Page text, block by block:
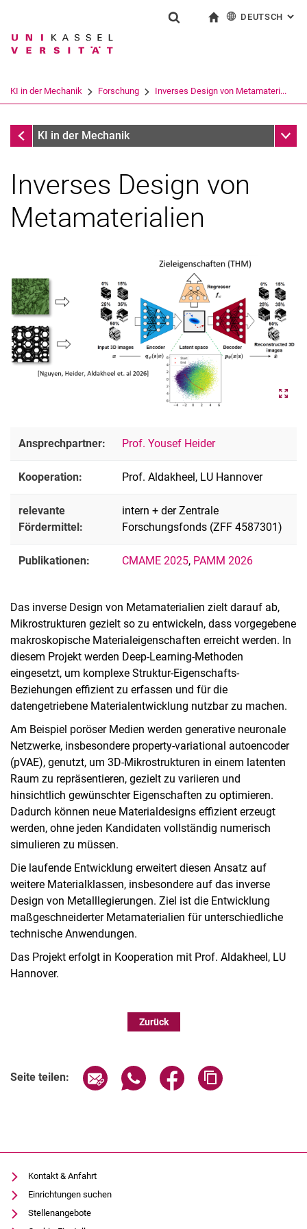
Springe direkt zu: Inhalt
Springe direkt zu: Suche
Springe direkt zu:
Suchbegriff
Suchen (öffnet externen Link in einem
DEUTSCH :
KI in der Mechanik Forschung Inverses Design von Metamateri...
Forschung
KI in der Mechanik
Computergestützte Modellierung von Bodenvereisungen
Inverses Design von Metamaterialien
Datengetriebene und KI-gestützte Methoden für effiziente
Simulationen in Finite-Elemente-Umgebungen
Inverses Design von
Metamaterialien
Ansprechpartner: Prof. Yousef Heider
Kooperation: Prof. Aldakheel, LU Hannover
relevante
Fördermittel:
intern + der Zentrale
Forschungsfonds (ZFF 4587301)
Publikationen: CMAME 2025, PAMM 2026
Das inverse Design von Metamaterialien zielt darauf ab,
Mikrostrukturen gezielt so zu entwickeln, dass vorgegebene
makroskopische Materialeigenschaften erreicht werden. In
diesem Projekt werden Deep-Learning-Methoden
eingesetzt, um komplexe Struktur-Eigenschafts-
Beziehungen effizient zu erfassen und für die
datengetriebene Materialentwicklung nutzbar zu machen.
Am Beispiel poröser Medien werden generative neuronale
Netzwerke, insbesondere property-variational autoencoder
(pVAE), genutzt, um 3D-Mikrostrukturen in einem latenten
Raum zu repräsentieren, gezielt zu variieren und
hinsichtlich gewünschter Eigenschaften zu optimieren.
Dadurch können neue Materialdesigns effizient erzeugt
werden, ohne jeden Kandidaten vollständig numerisch
simulieren zu müssen.
Die laufende Entwicklung erweitert diesen Ansatz auf
weitere Materialklassen, insbesondere auf das inverse
Design von Metalllegierungen. Ziel ist die Entwicklung
maßgeschneiderter Metamaterialien für unterschiedliche
technische Anwendungen.
Das Projekt erfolgt in Kooperation mit Prof. Aldakheel, LU
Hannover.
Zurück
Seite teilen: Seite über E-Mail teilen
Seite über WhatsApp teilen
Seite über Facebook
Kontakt & Anfahrt
Einrichtungen suchen
Stellenangebote